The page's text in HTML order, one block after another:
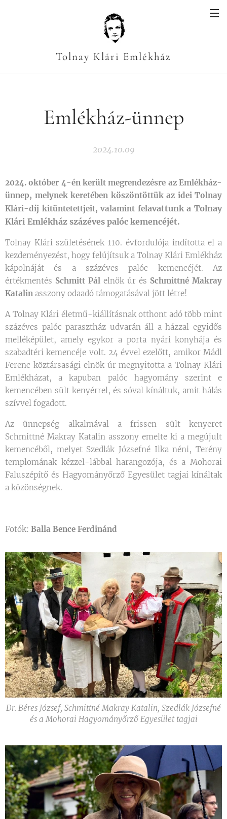
Tolnay Klári Emlékház
Emlékház-ünnep
2024.10.09
2024. október 4-én került megrendezésre az Emlékház-
ünnep, melynek keretében köszöntöttük az idei Tolnay
Klári-díj kitüntetettjeit, valamint felavattunka Tolnay
Klári Emlékház százéves palóc kemencéjét.
Tolnay Klári születésének 110. évfordulója indította el a
kezdeményezést, hogy felújítsuk a Tolnay Klári Emlékház
kápolnáját és a százéves palóc kemencéjét. Az
értékmentés Schmitt Pál elnök úr és Schmittné Makray
Katalin asszony odaadó támogatásával jött létre!
A Tolnay Klári életmű-kiállításnak otthont adó több mint
százéves palóc parasztház udvarán áll a házzal egyidős
melléképület, amely egykor a porta nyári konyhája és
szabadtéri kemencéje volt. 24 évvel ezelőtt, amikor Mádl
Ferenc köztársasági elnök úr megnyitotta a Tolnay Klári
Emlékházat, a kapuban palóc hagyomány szerint e
kemencében sült kenyérrel, és sóval kínáltuk, amit hálás
szívvel fogadott.
Az ünnepség alkalmával a frissen sült kenyeret
Schmittné Makray Katalin asszony emelte ki a megújult
kemencéből, melyet Szedlák Józsefné Ilka néni, Terény
templomának kézzel-lábbal harangozója, és a Mohorai
Faluszépítő és Hagyományőrző Egyesület tagjai kínáltak
a közönségnek.
Fotók: Balla Bence Ferdinánd
Dr. Béres József, Schmittné Makray Katalin, Szedlák Józsefné
és a Mohorai Hagyományőrző Egyesület tagjai